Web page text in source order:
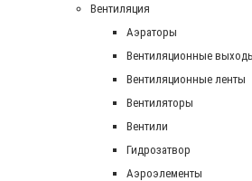
Вентиляция
Аэраторы
Вентиляционные
Вентиляционные ленты
Вентиляторы
Вентили
Гидрозатвор
Аэроэлементы